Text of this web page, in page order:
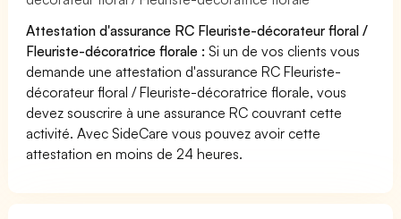
Attestation d'assurance RC Fleuriste-décorateur floral /
Fleuriste-décoratrice florale : Si un de vos clients vous
demande une attestation d'assurance RC Fleuriste-
décorateur floral / Fleuriste-décoratrice florale, vous
devez souscrire à une assurance RC couvrant cette
activité. Avec SideCare vous pouvez avoir cette
attestation en moins de 24 heures.